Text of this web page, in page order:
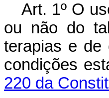
Art. 1º O
ou não do
terapias e de
condições
220 da